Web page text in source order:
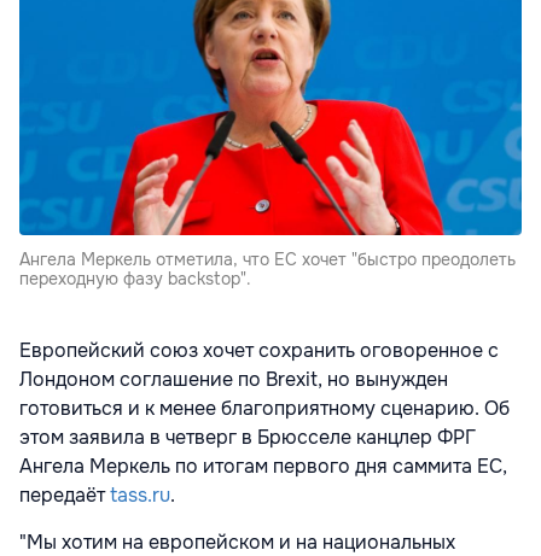
Ангела Меркель отметила, что ЕС хочет "быстро преодолеть
переходную фазу backstop".
Европейский союз хочет сохранить оговоренное с
Лондоном соглашение по Brexit, но вынужден
готовиться и к менее благоприятному сценарию. Об
этом заявила в четверг в Брюсселе канцлер ФРГ
Ангела Меркель по итогам первого дня саммита ЕС,
передаётtass.ru.
"Мы хотим на европейском и на национальных